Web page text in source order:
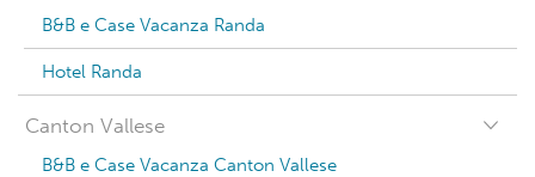
B&B e Case Vacanza Randa
Hotel Randa
Canton Vallese
B&B e Case Vacanza Canton Vallese